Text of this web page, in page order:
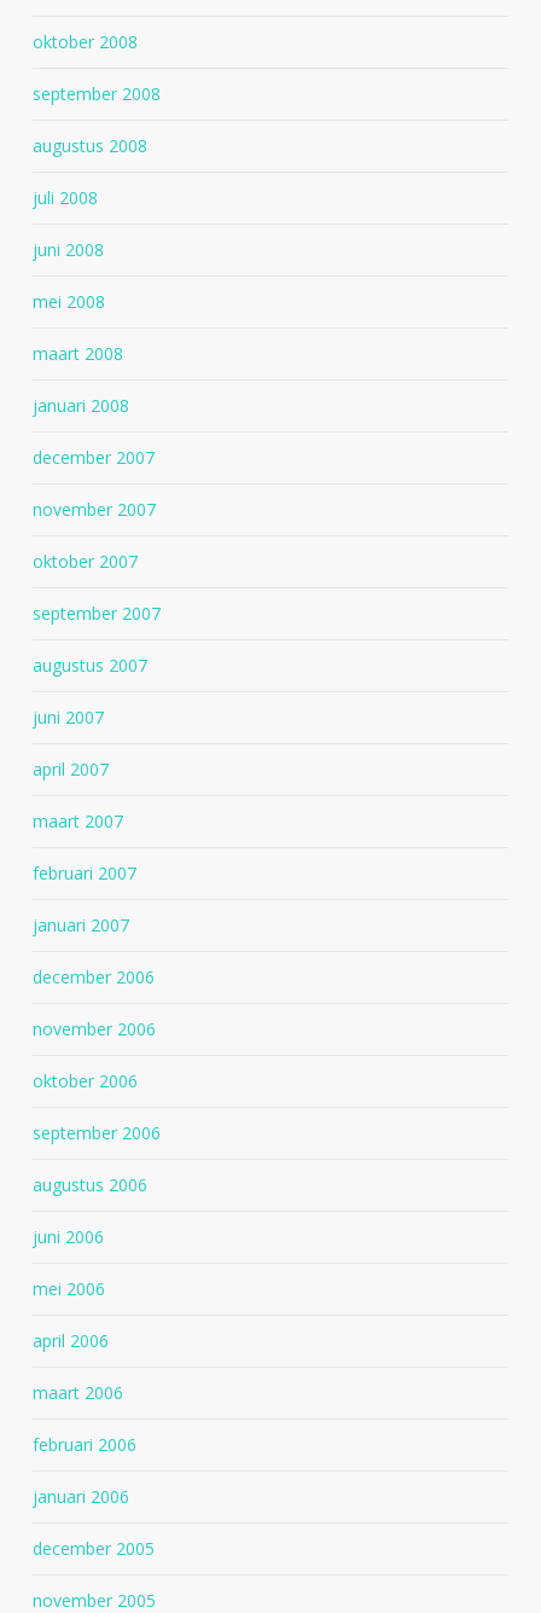
oktober 2008
september 2008
augustus 2008
juli 2008
juni 2008
mei 2008
maart 2008
januari 2008
december 2007
november 2007
oktober 2007
september 2007
augustus 2007
juni 2007
april 2007
maart 2007
februari 2007
januari 2007
december 2006
november 2006
oktober 2006
september 2006
augustus 2006
juni 2006
mei 2006
april 2006
maart 2006
februari 2006
januari 2006
december 2005
november 2005